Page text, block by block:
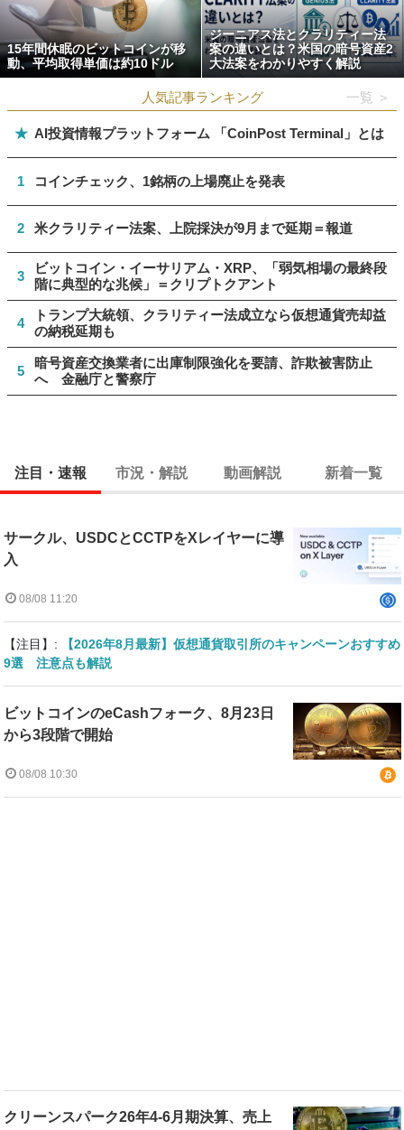
15年間休眠のビットコインが移
動、平均取得単価は約10ドル
ジーニアス法とクラリティー法
案の違いとは？米国の暗号資産2
大法案をわかりやすく解説
人気記事ランキング 一覧 ＞
★ AI投資情報プラットフォーム 「CoinPost Terminal」とは
1 コインチェック、1銘柄の上場廃止を発表
2 米クラリティー法案、上院採決が9月まで延期＝報道
3
ビットコイン・イーサリアム・XRP、「弱気相場の最終段
階に典型的な兆候」＝クリプトクアント
4
トランプ大統領、クラリティー法成立なら仮想通貨売却益
の納税延期も
5
暗号資産交換業者に出庫制限強化を要請、詐欺被害防止
へ 金融庁と警察庁
注目・速報 市況・解説 動画解説 新着一覧
サークル、USDCとCCTPをXレイヤーに導
入
08/08 11:20
【注目】:
【2026年8月最新】仮想通貨取引所のキャンペーンおすすめ
9選 注意点も解説
ビットコインのeCashフォーク、8月23日
から3段階で開始
08/08 10:30
クリーンスパーク26年4-6月期決算、売上